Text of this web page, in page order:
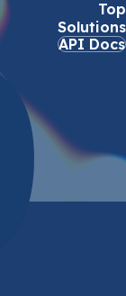
Top
Solutions
API Docs